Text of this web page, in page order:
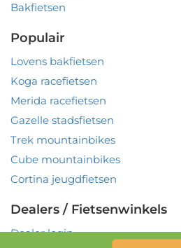
Bakfietsen
Populair
Lovens bakfietsen
Koga racefietsen
Merida racefietsen
Gazelle stadsfietsen
Trek mountainbikes
Cube mountainbikes
Cortina jeugdfietsen
Dealers / Fietsenwinkels
Dealer login